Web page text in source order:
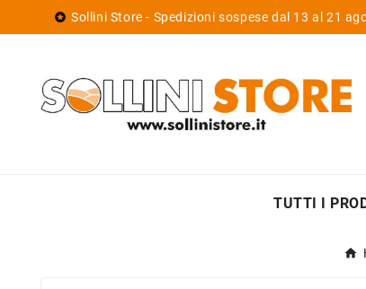
 Sollini Store - Spedizioni sospese dal 13 al 21
TUTTI I